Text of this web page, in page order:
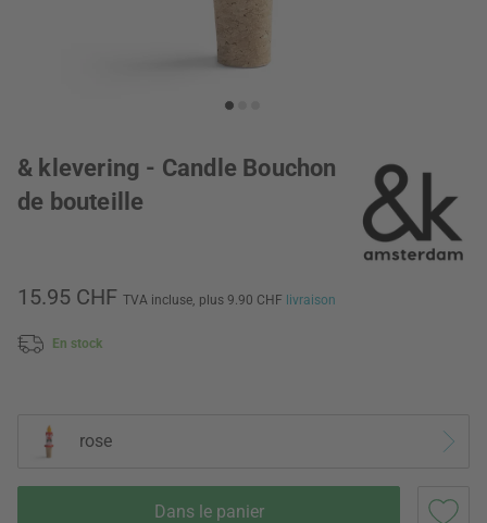
& klevering - Candle Bouchon
de bouteille
15.95 CHF TVA incluse, plus 9.90 CHF livraison
En stock
rose
Dans le panier